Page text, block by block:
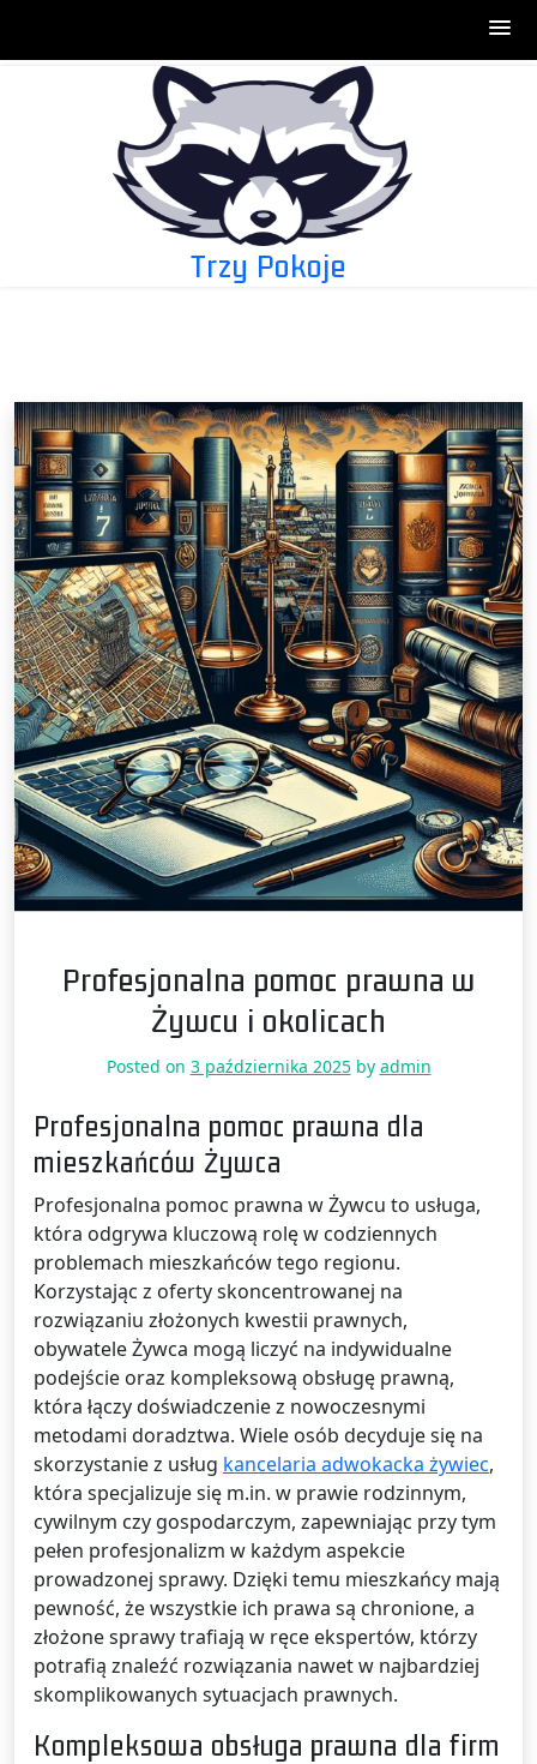
Trzy Pokoje
Profesjonalna pomoc prawna w
Żywcu i okolicach
Posted on 3 października 2025by admin
Profesjonalna pomoc prawna dla
mieszkańców Żywca
Profesjonalna pomoc prawna w Żywcu to usługa,
która odgrywa kluczową rolę w codziennych
problemach mieszkańców tego regionu.
Korzystając z oferty skoncentrowanej na
rozwiązaniu złożonych kwestii prawnych,
obywatele Żywca mogą liczyć na indywidualne
podejście oraz kompleksową obsługę prawną,
która łączy doświadczenie z nowoczesnymi
metodami doradztwa. Wiele osób decyduje się na
skorzystanie z usług kancelaria adwokacka żywiec,
która specjalizuje się m.in. w prawie rodzinnym,
cywilnym czy gospodarczym, zapewniając przy tym
pełen profesjonalizm w każdym aspekcie
prowadzonej sprawy. Dzięki temu mieszkańcy mają
pewność, że wszystkie ich prawa są chronione, a
złożone sprawy trafiają w ręce ekspertów, którzy
potrafią znaleźć rozwiązania nawet w najbardziej
skomplikowanych sytuacjach prawnych.
Kompleksowa obsługa prawna dla firm